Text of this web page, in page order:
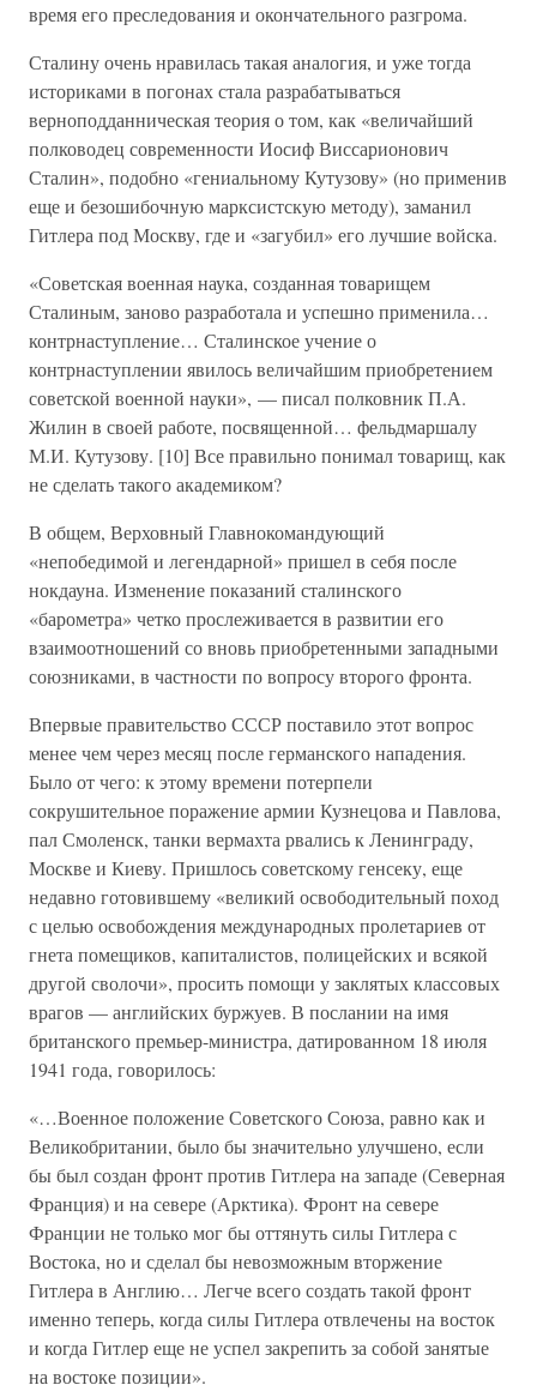
время его преследования и окончательного разгрома.
Сталину очень нравилась такая аналогия, и уже тогда
историками в погонах стала разрабатываться
верноподданническая теория о том, как «величайший
полководец современности Иосиф Виссарионович
Сталин», подобно «гениальному Кутузову» (но применив
еще и безошибочную марксистскую методу), заманил
Гитлера под Москву, где и «загубил» его лучшие войска.
«Советская военная наука, созданная товарищем
Сталиным, заново разработала и успешно применила…
контрнаступление… Сталинское учение о
контрнаступлении явилось величайшим приобретением
советской военной науки», — писал полковник П.А.
Жилин в своей работе, посвященной… фельдмаршалу
М.И. Кутузову. [10] Все правильно понимал товарищ, как
не сделать такого академиком?
В общем, Верховный Главнокомандующий
«непобедимой и легендарной» пришел в себя после
нокдауна. Изменение показаний сталинского
«барометра» четко прослеживается в развитии его
взаимоотношений со вновь приобретенными западными
союзниками, в частности по вопросу второго фронта.
Впервые правительство СССР поставило этот вопрос
менее чем через месяц после германского нападения.
Было от чего: к этому времени потерпели
сокрушительное поражение армии Кузнецова и Павлова,
пал Смоленск, танки вермахта рвались к Ленинграду,
Москве и Киеву. Пришлось советскому генсеку, еще
недавно готовившему «великий освободительный поход
с целью освобождения международных пролетариев от
гнета помещиков, капиталистов, полицейских и всякой
другой сволочи», просить помощи у заклятых классовых
врагов — английских буржуев. В послании на имя
британского премьер-министра, датированном 18 июля
1941 года, говорилось:
«…Военное положение Советского Союза, равно как и
Великобритании, было бы значительно улучшено, если
бы был создан фронт против Гитлера на западе (Северная
Франция) и на севере (Арктика). Фронт на севере
Франции не только мог бы оттянуть силы Гитлера с
Востока, но и сделал бы невозможным вторжение
Гитлера в Англию… Легче всего создать такой фронт
именно теперь, когда силы Гитлера отвлечены на восток
и когда Гитлер еще не успел закрепить за собой занятые
на востоке позиции».